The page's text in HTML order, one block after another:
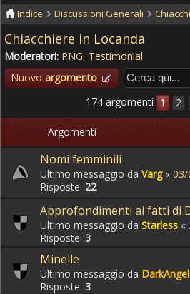
Indice Discussioni Generali
Chiacchiere in Locanda
Moderatori: PNG, Testimonial
Nuovo argomento
174 argomenti 1 2
Argomenti
Nomi femminili
Ultimo messaggio da Varg« 03/
Risposte: 22
Approfondimenti ai fatti di
Ultimo messaggio da Starless «
Risposte: 3
Minelle
Ultimo messaggio da DarkAngel
Risposte: 3